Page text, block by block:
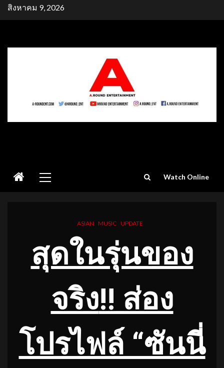
Skipสิงหาคม 9, 2026
Menu
Watch Online
ASIAN MUSIC UPDATE
สุดในรุ่นของ
จริง!! ส่อง
โปรไฟล์ “ซันนี่